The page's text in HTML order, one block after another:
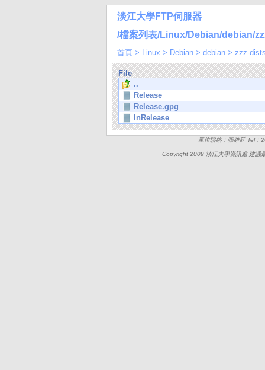
淡江大學FTP伺服器
/檔案列表/Linux/Debian/debian/
首頁 > Linux > Debian > debian > zzz-
File
..
Release
Release.gpg
InRelease
單位聯絡：張維廷 Tel
Copyright 2009 淡江大學資訊處建議